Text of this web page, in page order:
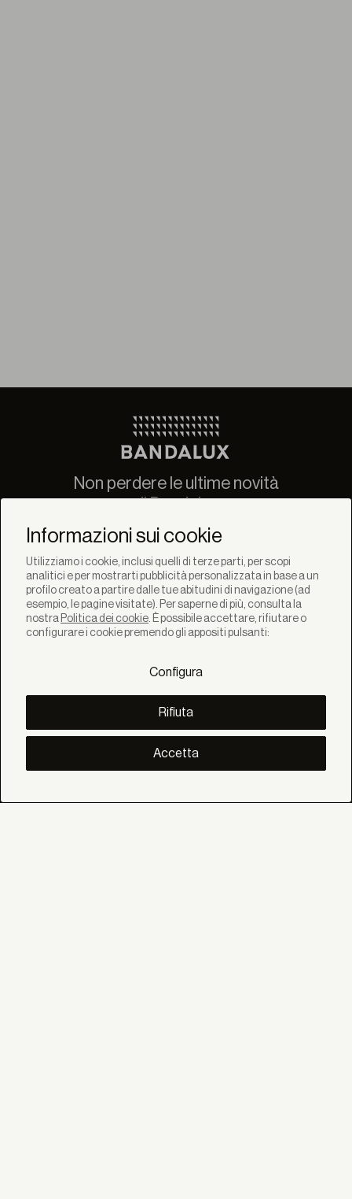
Non perdere le ultime novità
di Bandalux
Newsletter
SOLUZIONI
Collezioni
Storie
Progetti
Informazioni sui cookie
Utilizziamo i cookie, inclusi quelli di terze parti, per scopi
analitici e per mostrarti pubblicità personalizzata in base a un
profilo creato a partire dalle tue abitudini di navigazione (ad
esempio, le pagine visitate). Per saperne di più, consulta la
nostra Politica dei cookie. È possibile accettare, rifiutare o
configurare i cookie premendo gli appositi pulsanti:
Configura
Rifiuta
Accetta